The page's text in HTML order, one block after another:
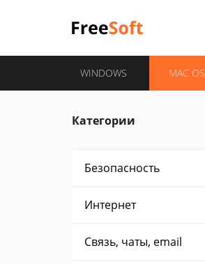
WINDOWS MAC OS
Категории
Безопасность
Интернет
Связь, чаты, email